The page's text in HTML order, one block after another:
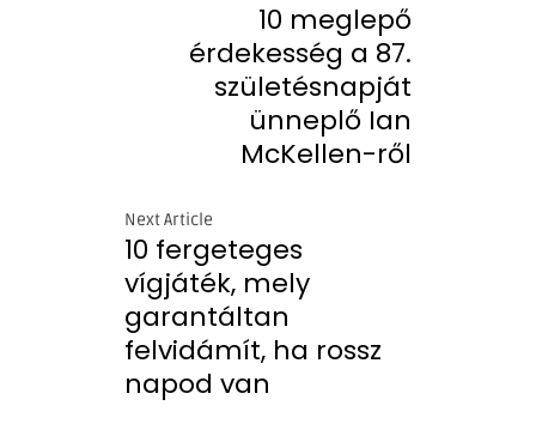
10 meglepő
érdekesség a 87.
születésnapját
ünneplő Ian
McKellen-ről
Next Article
10 fergeteges
vígjáték, mely
garantáltan
felvidámít, ha rossz
napod van